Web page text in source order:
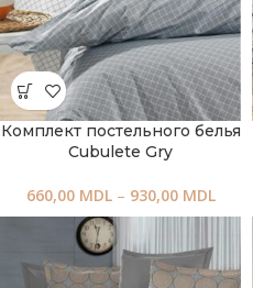
Комплект постельного белья
Cubulete Gry
660,00 MDL – 930,00 MDL